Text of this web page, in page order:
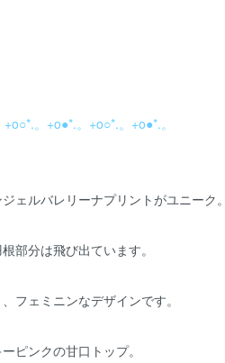
。+o●*.。+o○*.。+o●*.。
ェルバレリーナプリントがユニーク。
部分は飛び出ています。
フェミニンなデザインです。
ピンクの甘口トップ。